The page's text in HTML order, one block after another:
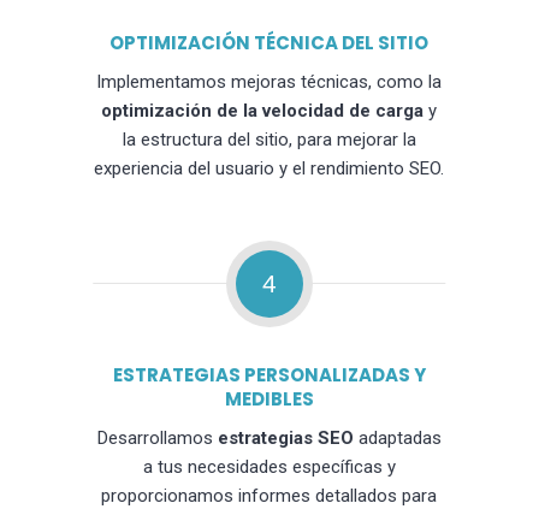
OPTIMIZACIÓN TÉCNICA DEL SITIO
Implementamos mejoras técnicas, como la
optimización de la velocidad de carga y
la estructura del sitio, para mejorar la
experiencia del usuario y el rendimiento SEO.
4
ESTRATEGIAS PERSONALIZADAS Y
MEDIBLES
Desarrollamos estrategias SEO adaptadas
a tus necesidades específicas y
proporcionamos informes detallados para